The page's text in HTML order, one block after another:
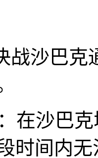
战沙巴
在沙巴
时间内